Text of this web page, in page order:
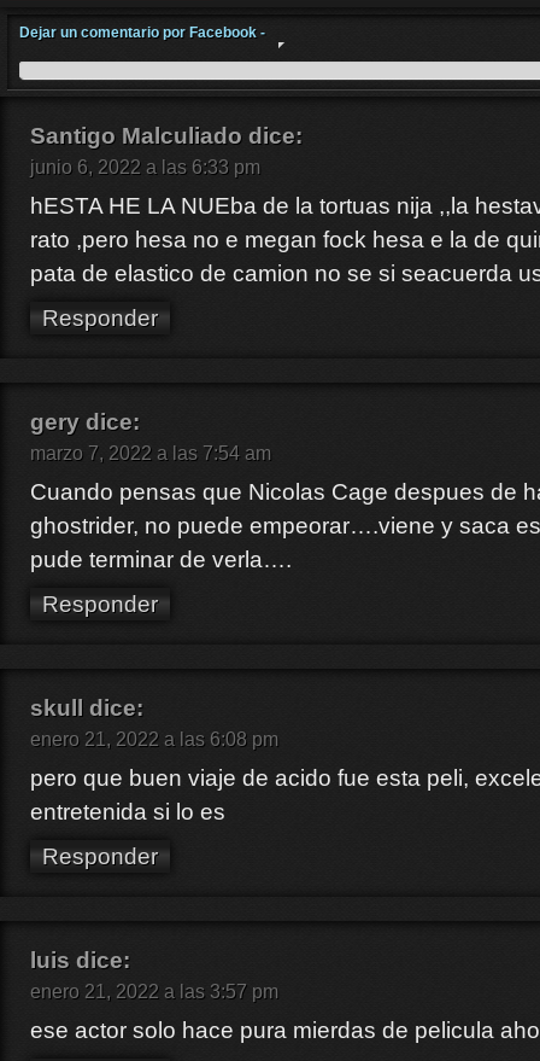
Dejar un comentario por Facebook -
Santigo Malculiado dice:
junio 6, 2022 a las 6:33 pm
hESTA HE LA NUEba de la tortuas nija ,,la
rato ,pero hesa no e megan fock hesa e la de
pata de elastico de camion no se si seacuerda
Responder
gery dice:
marzo 7, 2022 a las 7:54 am
Cuando pensas que Nicolas Cage despues de
ghostrider, no puede empeorar….viene y saca
pude terminar de verla….
Responder
skull dice:
enero 21, 2022 a las 6:08 pm
pero que buen viaje de acido fue esta peli,
entretenida si lo es
Responder
luis dice:
enero 21, 2022 a las 3:57 pm
ese actor solo hace pura mierdas de pelicula